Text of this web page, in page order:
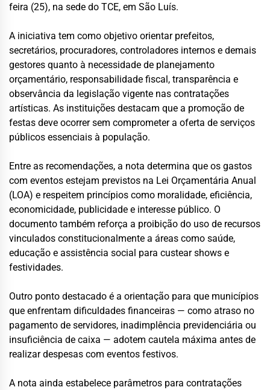
feira (25), na sede do TCE, em São Luís.
A iniciativa tem como objetivo orientar prefeitos,
secretários, procuradores, controladores internos e demais
gestores quanto à necessidade de planejamento
orçamentário, responsabilidade fiscal, transparência e
observância da legislação vigente nas contratações
artísticas. As instituições destacam que a promoção de
festas deve ocorrer sem comprometer a oferta de serviços
públicos essenciais à população.
Entre as recomendações, a nota determina que os gastos
com eventos estejam previstos na Lei Orçamentária Anual
(LOA) e respeitem princípios como moralidade, eficiência,
economicidade, publicidade e interesse público. O
documento também reforça a proibição do uso de recursos
vinculados constitucionalmente a áreas como saúde,
educação e assistência social para custear shows e
festividades.
Outro ponto destacado é a orientação para que municípios
que enfrentam dificuldades financeiras — como atraso no
pagamento de servidores, inadimplência previdenciária ou
insuficiência de caixa — adotem cautela máxima antes de
realizar despesas com eventos festivos.
A nota ainda estabelece parâmetros para contratações